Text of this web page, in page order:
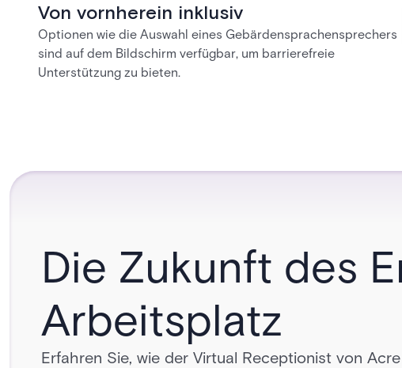
Von vornherein inklusiv
Optionen wie die Auswahl eines Gebärdensprachensprechers
sind auf dem Bildschirm verfügbar, um barrierefreie
Unterstützung zu bieten.
Die Zukunft des
Arbeitsplatz
Erfahren Sie, wie der Virtual Receptionist von